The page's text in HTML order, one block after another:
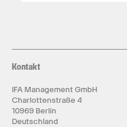
Kontakt
IFA Management GmbH
Charlottenstraße 4
10969 Berlin
Deutschland